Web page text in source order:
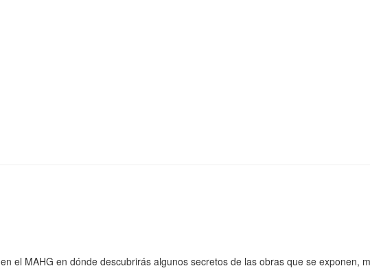
el MAHG en dónde descubrirás algunos secretos de las obras que se exponen,